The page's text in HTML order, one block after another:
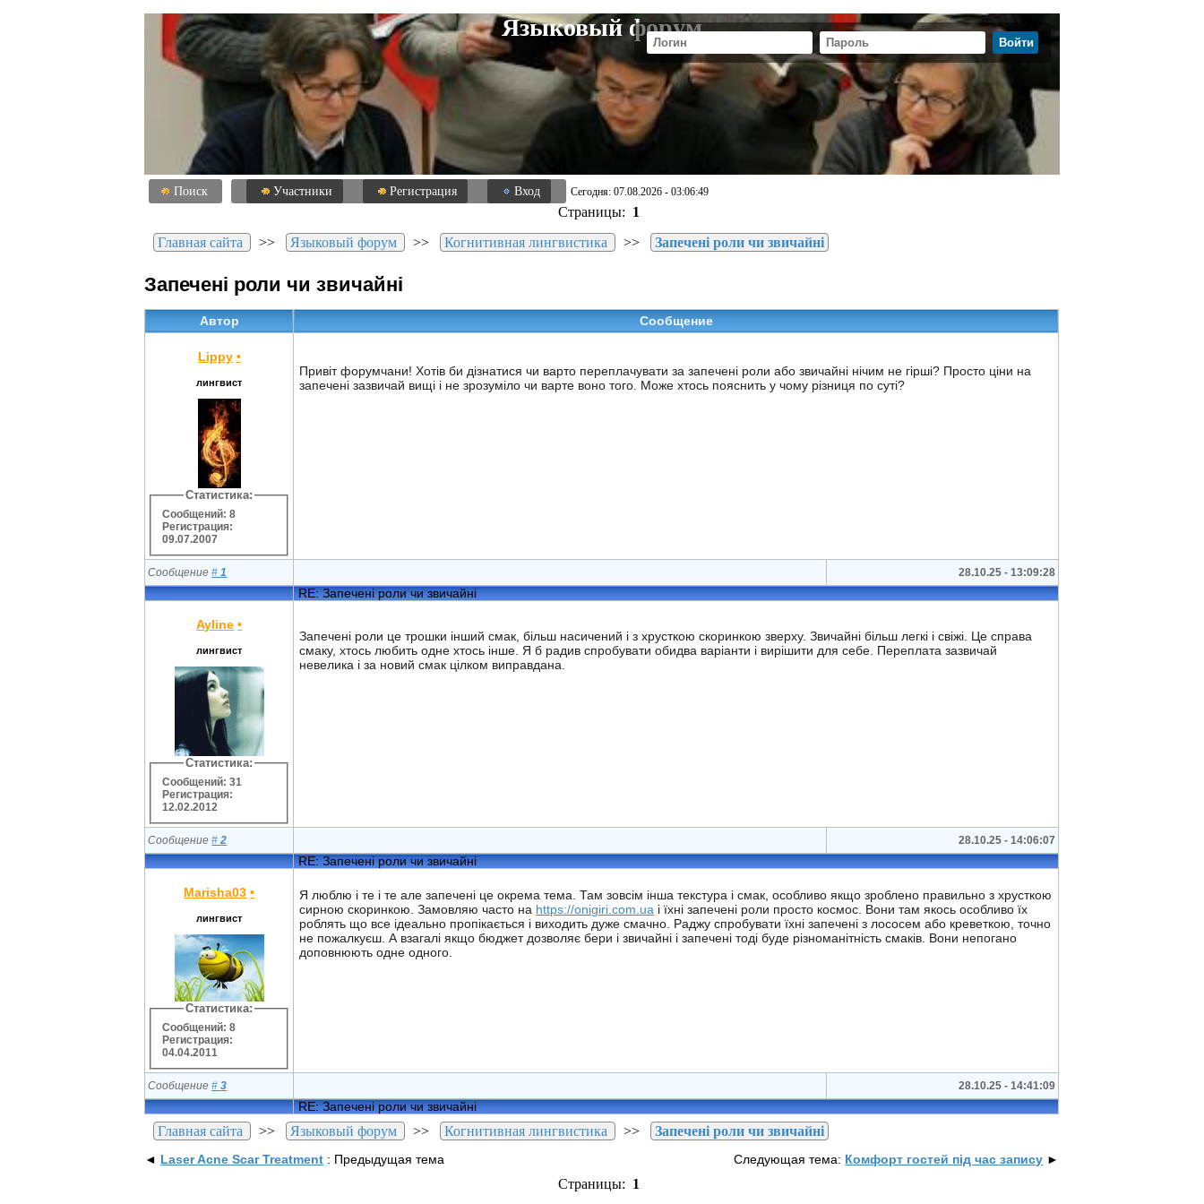
Языковый форум
Поиск Участники Регистрация Вход Сегодня: 07.08.2026 - 03:06:49
Страницы: 1
Главная сайта
>> Языковый форум >> Когнитивная лингвистика >> Запечені роли чи звичайні
Запечені роли чи звичайні
Автор Сообщение
Lippy •
лингвист
Статистика:
Сообщений: 8
Регистрация:
09.07.2007
Привіт форумчани! Хотів би дізнатися чи варто переплачувати за запечені роли або звичайні нічим не гірші? Просто ціни на
запечені зазвичай вищі і не зрозуміло чи варте воно того. Може хтось пояснить у чому різниця по суті?
Сообщение#1 28.10.25 - 13:09:28
RE: Запечені роли чи звичайні
Ayline •
лингвист
Статистика:
Сообщений: 31
Регистрация:
12.02.2012
Запечені роли це трошки інший смак, більш насичений і з хрусткою скоринкою зверху. Звичайні більш легкі і свіжі. Це справа
смаку, хтось любить одне хтось інше. Я б радив спробувати обидва варіанти і вирішити для себе. Переплата зазвичай
невелика і за новий смак цілком виправдана.
Сообщение#2 28.10.25 - 14:06:07
RE: Запечені роли чи звичайні
Marisha03 •
лингвист
Статистика:
Сообщений: 8
Регистрация:
04.04.2011
Я люблю і те і те але запечені це окрема тема. Там зовсім інша текстура і смак, особливо якщо зроблено правильно з хрусткою
сирною скоринкою. Замовляю часто на https://onigiri.com.ua і їхні запечені роли просто космос. Вони там якось особливо їх
роблять що все ідеально пропікається і виходить дуже смачно. Раджу спробувати їхні запечені з лососем або креветкою, точно
не пожалкуєш. А взагалі якщо бюджет дозволяє бери і звичайні і запечені тоді буде різноманітність смаків. Вони непогано
доповнюють одне одного.
Сообщение#3 28.10.25 - 14:41:09
RE: Запечені роли чи звичайні
Главная сайта >> Языковый форум >> Когнитивная лингвистика >> Запечені роли чи звичайні
◄ Laser Acne Scar Treatment : Предыдущая тема Следующая тема: Комфорт гостей під час запису ►
Страницы: 1